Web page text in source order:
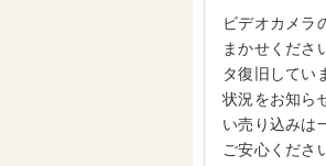
ビデオカメラ
まかせくださ
タ復旧してい
状況をお知ら
い売り込みは
ご安心くださ